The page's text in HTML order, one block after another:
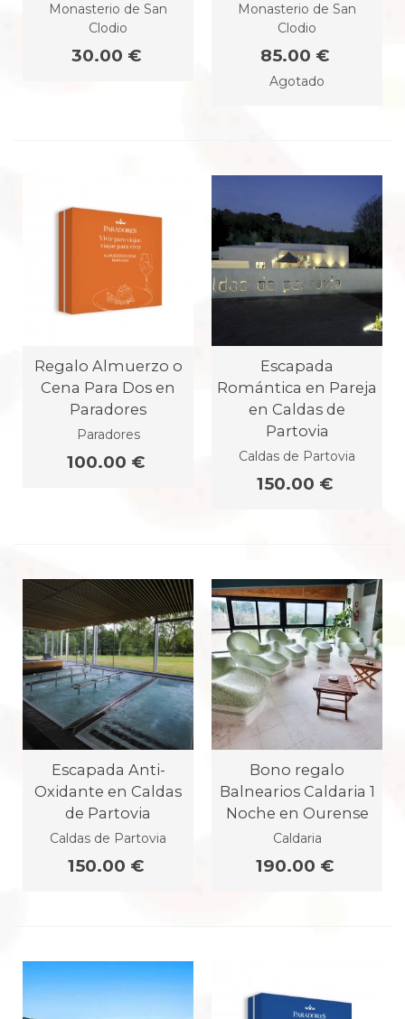
Monasterio de San
Clodio
30.00 €
Monasterio de San
Clodio
85.00 €
Agotado
Regalo Almuerzo o
Cena Para Dos en
Paradores
Paradores
100.00 €
Escapada
Romántica en Pareja
en Caldas de
Partovia
Caldas de Partovia
150.00 €
Escapada Anti-
Oxidante en Caldas
de Partovia
Caldas de Partovia
150.00 €
Bono regalo
Balnearios Caldaria 1
Noche en Ourense
Caldaria
190.00 €